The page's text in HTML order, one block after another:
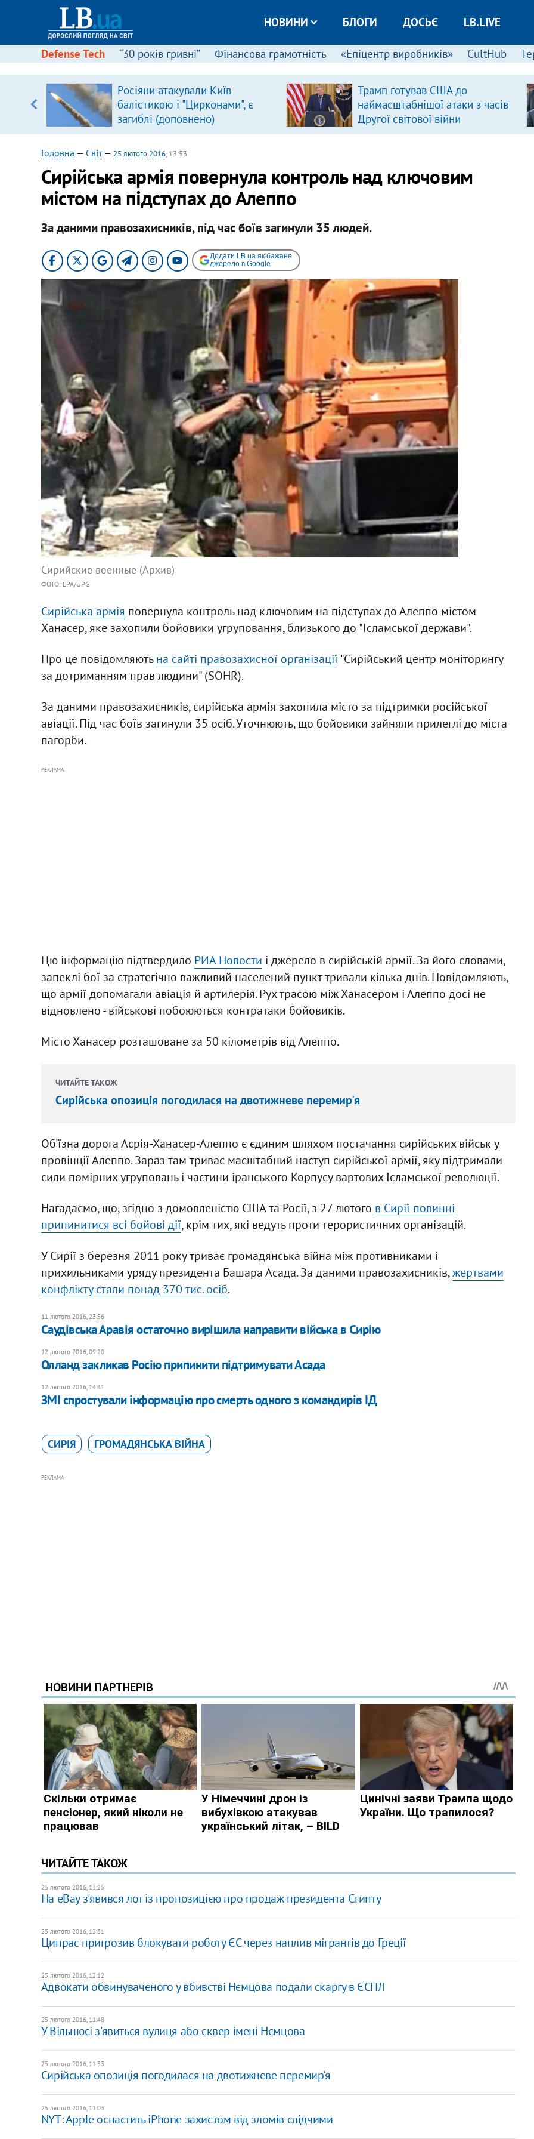
НОВИНИ БЛОГИ ДОСЬЄ LB.LIVE
Defense Tech “30 років гривні” Фінансова грамотність «Епіцентр виробників» CultHub
Росіяни атакували Київ
балістикою і "Цирконами", є
загиблі (доповнено)
Трамп готував США до
наймасштабнішої атаки з часів
Другої світової війни
Головна — Світ— 25 лютого 2016, 13:53
Сирійська армія повернула контроль над ключовим
містом на підступах до Алеппо
За даними правозахисників, під час боїв загинули 35 людей.
Додати LB.ua як бажане
джерело в Google
Сирийские военные (Архив)
ФОТО: EPA/UPG
Сирійська армія повернула контроль над ключовим на підступах до Алеппо містом
Ханасер, яке захопили бойовики угруповання, близького до "Ісламської держави".
Про це повідомляютьна сайті правозахисної організації "Сирійський центр моніторингу
за дотриманням прав людини" (SOHR).
За даними правозахисників, сирійська армія захопила місто за підтримки російської
авіації. Під час боїв загинули 35 осіб. Уточнюють, що бойовики зайняли прилеглі до міста
пагорби.
РЕКЛАМА
Цю інформацію підтвердило РИА Новости і джерело в сирійській армії. За його словами,
запеклі бої за стратегічно важливий населений пункт тривали кілька днів. Повідомляють,
що армії допомагали авіація й артилерія. Рух трасою між Ханасером і Алеппо досі не
відновлено - військові побоюються контратаки бойовиків.
Місто Ханасер розташоване за 50 кілометрів від Алеппо.
ЧИТАЙТЕ ТАКОЖ
Сирійська опозиція погодилася на двотижневе перемир'я
Об'їзна дорога Асрія-Ханасер-Алеппо є єдиним шляхом постачання сирійських військ у
провінції Алеппо. Зараз там триває масштабний наступ сирійської армії, яку підтримали
сили помірних угруповань і частини іранського Корпусу вартових Ісламської революції.
Нагадаємо, що, згідно з домовленістю США та Росії, з 27 лютого в Сирії повинні
припинитися всі бойові дії, крім тих, які ведуть проти терористичних організацій.
У Сирії з березня 2011 року триває громадянська війна між противниками і
прихильниками уряду президента Башара Асада. За даними правозахисників,жертвами
конфлікту стали понад 370 тис. осіб.
11 лютого 2016, 23:56
Саудівська Аравія остаточно вирішила направити війська в Сирію
12 лютого 2016, 09:20
Олланд закликав Росію припинити підтримувати Асада
12 лютого 2016, 14:41
ЗМІ спростували інформацію про смерть одного з командирів ІД
СИРІЯ ГРОМАДЯНСЬКА ВІЙНА
РЕКЛАМА
ЧИТАЙТЕ ТАКОЖ
25 лютого 2016, 13:25
На eBay з'явився лот із пропозицією про продаж президента Єгипту
25 лютого 2016, 12:31
Ципрас пригрозив блокувати роботу ЄС через наплив мігрантів до Греції
25 лютого 2016, 12:12
Адвокати обвинуваченого у вбивстві Нємцова подали скаргу в ЄСПЛ
25 лютого 2016, 11:48
У Вільнюсі з'явиться вулиця або сквер імені Нємцова
25 лютого 2016, 11:33
Сирійська опозиція погодилася на двотижневе перемир'я
25 лютого 2016, 11:03
NYT: Apple оснастить iPhone захистом від зломів слідчими